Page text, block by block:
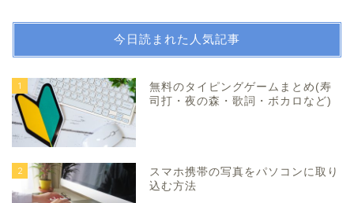
今日読まれた人気記事
1
無料のタイピングゲームまとめ(寿
司打・夜の森・歌詞・ボカロなど)
2
スマホ携帯の写真をパソコンに取り
込む方法